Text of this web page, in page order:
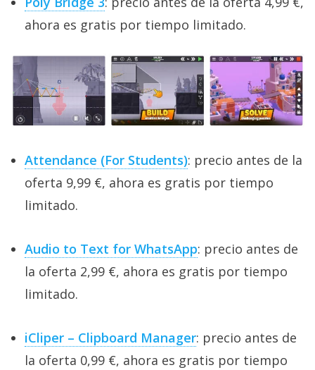
ahora es gratis por tiempo limitado.
Attendance (For Students): precio antes de la
oferta 9,99 €, ahora es gratis por tiempo
limitado.
Audio to Text for WhatsApp: precio antes de
la oferta 2,99 €, ahora es gratis por tiempo
limitado.
iCliper – Clipboard Manager: precio antes de
la oferta 0,99 €, ahora es gratis por tiempo